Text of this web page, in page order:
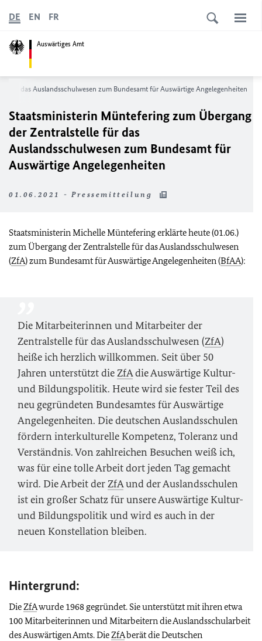
Auswärtiges Amt
DE EN FR
für das Auslandsschulwesen zum Bundesamt für Auswärtige Angelegenheiten
Staatsministerin Müntefering zum Übergang
der Zentralstelle für das
Auslandsschulwesen zum Bundesamt für
Auswärtige Angelegenheiten
01.06.2021 - Pressemitteilung
Staatsministerin Michelle Müntefering erklärte heute (01.06.)
zum Übergang der Zentralstelle für das Auslandsschulwesen
(ZfA) zum Bundesamt für Auswärtige Angelegenheiten (BfAA):
Die Mitarbeiterinnen und Mitarbeiter der
Zentralstelle für das Auslandsschulwesen (ZfA)
heiße ich herzlich willkommen. Seit über 50
Jahren unterstützt dieZfAdie Auswärtige Kultur-
und Bildungspolitik. Heute wird sie fester Teil des
neu gegründeten Bundesamtes für Auswärtige
Angelegenheiten. Die deutschen Auslandsschulen
fördern interkulturelle Kompetenz, Toleranz und
Verständnis. Von zahlreichen Besuchen weiß ich,
was für eine tolle Arbeit dort jeden Tag gemacht
wird. Die Arbeit derZfAund der Auslandsschulen
ist ein großer Schatz für unsere Auswärtige Kultur-
und Bildungspolitik und wird es auch in der
neuen Konstellation bleiben.
Hintergrund:
DieZfAwurde 1968 gegründet. Sie unterstützt mit ihren etwa
100 Mitarbeiterinnen und Mitarbeitern die Auslandsschularbeit
des Auswärtigen Amts. DieZfAberät die Deutschen